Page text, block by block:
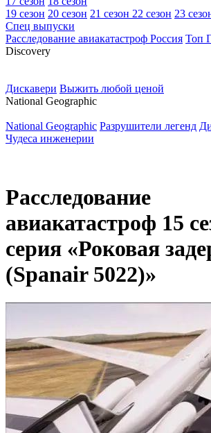
19 сезон 20 сезон 21 сезон 22 сезон 23
Спец выпуски
Расследование авиакатастроф Россия Топ
Discovery
Дискавери Выжить любой ценой
National Geographic
National Geographic Разрушители легенд
Чудеса инженерии
Расследование
авиакатастроф 15
серия «Роковая
(Spanair 5022)»